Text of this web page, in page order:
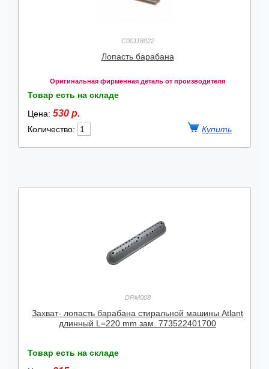
C00118022
Лопасть барабана
Оригинальная фирменная деталь от производителя
Товар есть на складе
Цена: 530 р.
Количество:
DRM008
Захват- лопасть барабана стиральной машины Atlant
длинный L=220 mm зам. 773522401700
Товар есть на складе